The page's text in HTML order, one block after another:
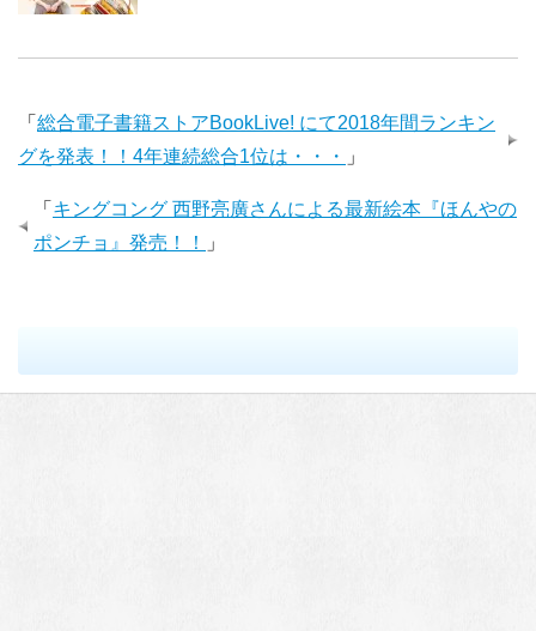
「 総合電子書籍ストアBookLive! にて2018年間ランキン
グを発表！！4年連続総合1位は・・・
」
「 キングコング 西野亮廣さんによる最新絵本『ほんやの
ポンチョ』発売！！
」